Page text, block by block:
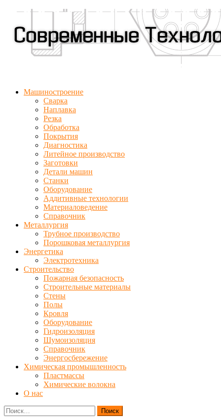
Машиностроение
Сварка
Наплавка
Резка
Обработка
Покрытия
Диагностика
Литейное производство
Заготовки
Детали машин
Станки
Оборудование
Аддитивные технологии
Материаловедение
Справочник
Металлургия
Трубное производство
Порошковая металлургия
Энергетика
Электротехника
Строительство
Пожарная безопасность
Строительные материалы
Стены
Полы
Кровля
Оборудование
Гидроизоляция
Шумоизоляция
Справочник
Энергосбережение
Химическая промышленность
Пластмассы
Химические волокна
О нас
Найти: